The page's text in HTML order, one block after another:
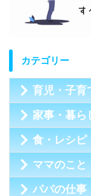
カテゴリー
育児・子育
家事・暮ら
食・レシピ
ママのこと
パパの仕事